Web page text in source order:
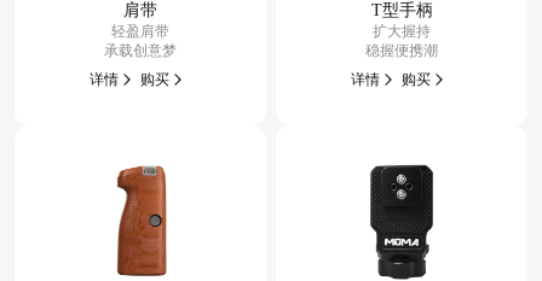
肩带
轻盈肩带
承载创意梦
详情
购买
T型手柄
扩大握持
稳握便携潮
详情
购买